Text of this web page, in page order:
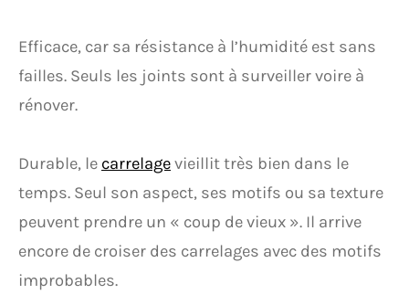
Efficace, car sa résistance à l’humidité est sans
failles. Seuls les joints sont à surveiller voire à
rénover.
Durable, le carrelagevieillit très bien dans le
temps. Seul son aspect, ses motifs ou sa texture
peuvent prendre un « coup de vieux ». Il arrive
encore de croiser des carrelages avec des motifs
improbables.